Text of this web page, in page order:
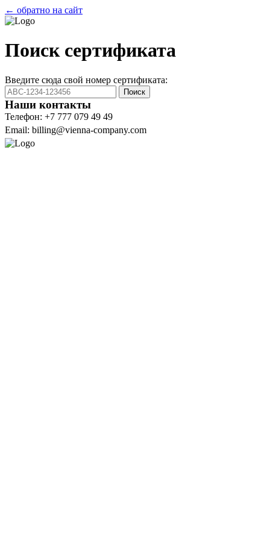
← обратно на сайт
Поиск сертификата
Введите сюда свой номер сертификата:
Поиск
Наши контакты
Телефон: +7 777 079 49 49
Email: billing@vienna-company.com